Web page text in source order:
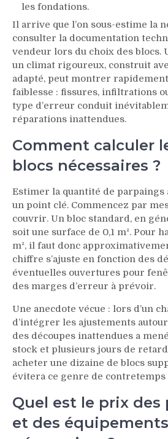
les fondations.
Il arrive que l’on sous-estime la
consulter la documentation
vendeur lors du choix des blocs.
un climat rigoureux, construit
adapté, peut montrer
faiblesse : fissures, infiltrations
type d’erreur conduit
réparations inattendues.
Comment calculer
blocs nécessaires ?
Estimer la quantité de parpaings
un point clé. Commencez par
couvrir. Un bloc standard, en
soit une surface de 0,1 m². Pour
m², il faut donc
chiffre s’ajuste en fonction des
éventuelles ouvertures pour
des marges d’erreur à prévoir.
Une anecdote vécue : lors d’un
d’intégrer les ajustements
des découpes inattendues a
stock et plusieurs jours de
acheter une dizaine de blocs
évitera ce genre de
Quel est le prix des
et des équipements